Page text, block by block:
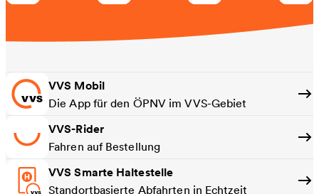
VVS Mobil
Die App für den ÖPNV im VVS-Gebiet
VVS-Rider
Fahren auf Bestellung
VVS Smarte Haltestelle
Standortbasierte Abfahrten in Echtzeit